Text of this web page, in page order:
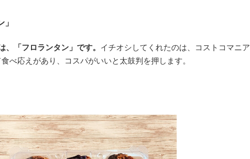
、「フロランタン」です。 イチオシしてくれたのは、コストコマニア
べ応えがあり、コスパがいいと太鼓判を押します。